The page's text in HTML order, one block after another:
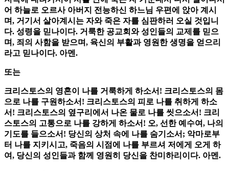
어 하늘로 오르사 아버지 전능하신 하느님 우편에 앉아 계시
며, 거기서 살아계시는 자와 죽은 자를 심판하러 오실 것입니
다. 성령을 믿나이다. 거룩한 공교회와 성인들의 교제를 믿으
며, 죄의 사함을 받으며, 육신의 부활과 영원한 생명을 얻으리
라고 믿나이다. 아멘.
또는
크리스토스의 영혼이 나를 거룩하게 하소서! 크리스토스의 몸
으로 나를 구원하소서! 크리스토스의 피로 나를 취하게 하소
서! 크리스토스의 옆구리에서 나온 물로 나를 씻으소서! 크리
스토스의 고통으로 나를 강하게 하소서! 오, 선한 예수여, 나의
기도를 들으소서! 당신의 상처 속에 나를 숨기소서; 악마로부
터 나를 지키시고, 죽음의 시점에 나를 부르셔 저에게 오게 하
여, 당신의 성인들과 함께 영원히 당신을 찬미하리이다. 아멘.